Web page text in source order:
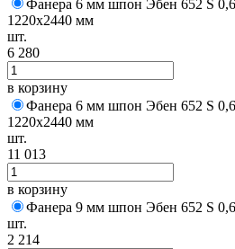
Фанера 6 мм шпон Эбен 652 S
1220х2440 мм
шт.
6 280
в корзину
Фанера 6 мм шпон Эбен 652 S
1220х2440 мм
шт.
11 013
в корзину
Фанера 9 мм шпон Эбен 652 S
шт.
2 214